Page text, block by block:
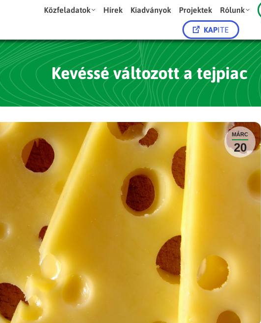
Közfeladatok Hírek Kiadványok Projektek Rólunk
KAPITE
Kevéssé változott a tejpiac
MÁRC
20